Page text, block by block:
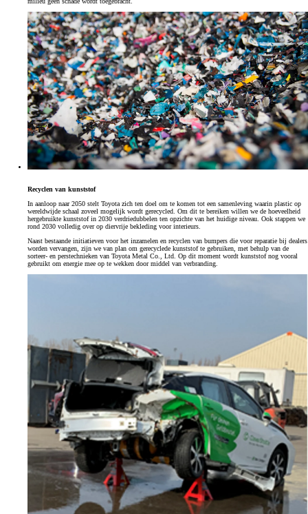
Recyclen van kunststof
In aanloop naar 2050 stelt Toyota zich ten doel om te komen tot een samenleving waarin plastic op
wereldwijde schaal zoveel mogelijk wordt gerecycled. Om dit te bereiken willen we de hoeveelheid
hergebruikte kunststof in 2030 verdriedubbelen ten opzichte van het huidige niveau. Ook stappen we
rond 2030 volledig over op diervrije bekleding voor interieurs.
Naast bestaande initiatieven voor het inzamelen en recyclen van bumpers die voor reparatie bij dealers
worden vervangen, zijn we van plan om gerecyclede kunststof te gebruiken, met behulp van de
sorteer- en perstechnieken van Toyota Metal Co., Ltd. Op dit moment wordt kunststof nog vooral
gebruikt om energie mee op te wekken door middel van verbranding.